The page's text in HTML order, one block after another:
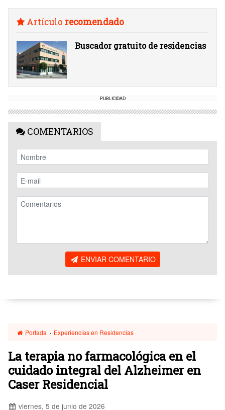
Artículo recomendado
Buscador gratuito de residencias
PUBLICIDAD
COMENTARIOS
ENVIAR COMENTARIO
Portada › Experiencias en Residencias
La terapia no farmacológica en el
cuidado integral del Alzheimer en
Caser Residencial
viernes, 5 de junio de 2026